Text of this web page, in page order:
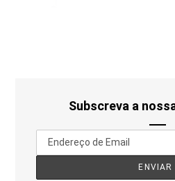
Subscreva a